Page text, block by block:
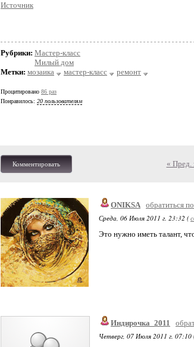
Источник
Рубрики: Мастер-класс
Милый дом
Метки: мозаика мастер-класс ремонт
Процитировано 86 раз
Понравилось: 20 пользователям
Комментировать « Пред.
ONIKSA обратиться
Среда, 06 Июля 2011 г. 23:32 (
Это нужно иметь талант,
Индирочка_2011
Четверг, 07 Июля 2011 г. 07:10